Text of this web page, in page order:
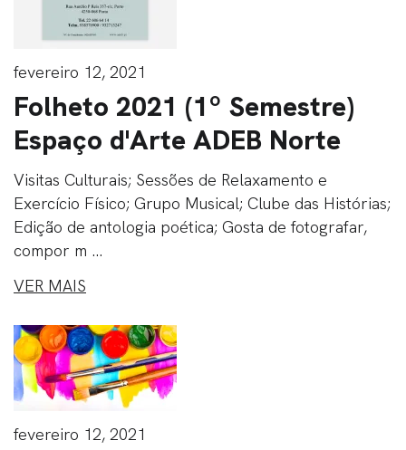
fevereiro 12, 2021
Folheto 2021 (1º Semestre)
Espaço d'Arte ADEB Norte
Visitas Culturais; Sessões de Relaxamento e
Exercício Físico; Grupo Musical; Clube das Histórias;
Edição de antologia poética; Gosta de fotografar,
compor m ...
VER MAIS
fevereiro 12, 2021